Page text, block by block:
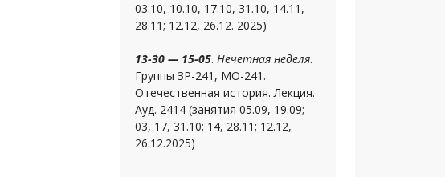
03.10, 10.10, 17.10, 31.10, 14.11,
28.11; 12.12, 26.12. 2025)
13-30 — 15-05. Нечетная неделя.
Группы ЗР-241, МО-241.
Отечественная история. Лекция.
Ауд. 2414 (занятия 05.09, 19.09;
03, 17, 31.10; 14, 28.11; 12.12,
26.12.2025)